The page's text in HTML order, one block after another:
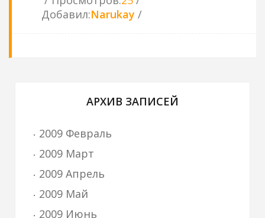
Добавил:Narukay
АРХИВ ЗАПИСЕЙ
2009 Февраль
2009 Март
2009 Апрель
2009 Май
2009 Июнь